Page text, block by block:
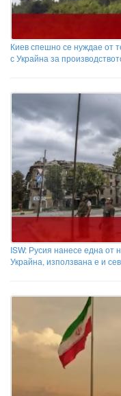
Киев спешно се нуждае от
с Украйна за
ISW: Русия нанесе една
Украйна, използвана е и